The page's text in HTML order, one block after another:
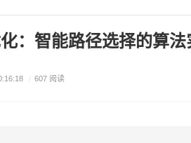
：智能路径选择的算法
/ 607 阅读